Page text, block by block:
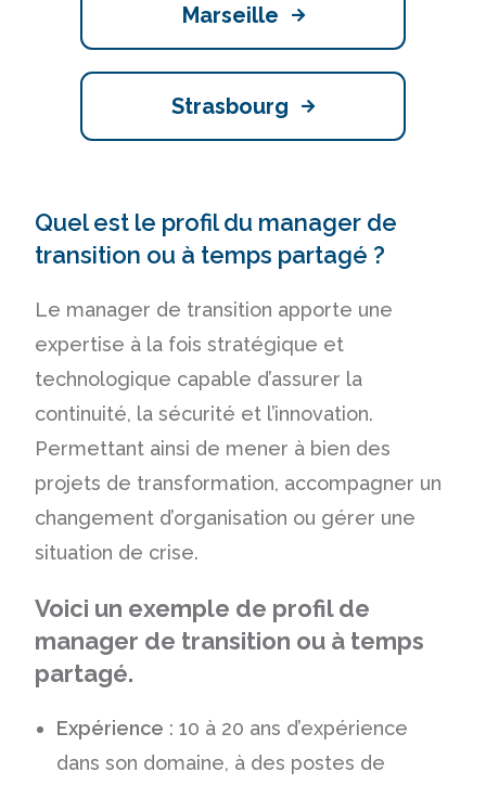
Marseille
Strasbourg
Quel est le profil du manager de
transition ou à temps partagé ?
Le manager de transition apporte une
expertise à la fois stratégique et
technologique capable d’assurer la
continuité, la sécurité et l’innovation.
Permettant ainsi de mener à bien des
projets de transformation, accompagner un
changement d’organisation ou gérer une
situation de crise.
Voici un exemple de profil de
manager de transition ou à temps
partagé.
Expérience : 10 à 20 ans d’expérience
dans son domaine, à des postes de